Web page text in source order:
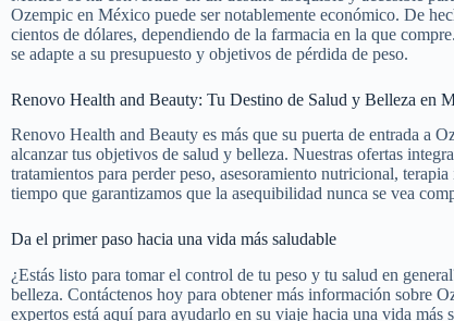
Ozempic en México puede ser notablemente económico. De
cientos de dólares, dependiendo de la farmacia en la que
se adapte a su presupuesto y objetivos de pérdida de peso.
Renovo Health and Beauty: Tu Destino de Salud y Belleza en
Renovo Health and Beauty es más que su puerta de entrada a
alcanzar tus objetivos de salud y belleza. Nuestras ofertas
tratamientos para perder peso, asesoramiento nutricional,
tiempo que garantizamos que la asequibilidad nunca se vea
Da el primer paso hacia una vida más saludable
¿Estás listo para tomar el control de tu peso y tu salud en
belleza. Contáctenos hoy para obtener más información sobre
expertos está aquí para ayudarlo en su viaje hacia una vida más